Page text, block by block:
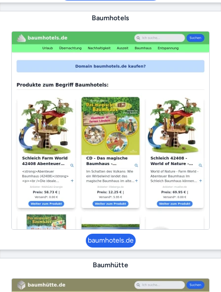
Baumhotels
baumhotels.de
Baumhütte